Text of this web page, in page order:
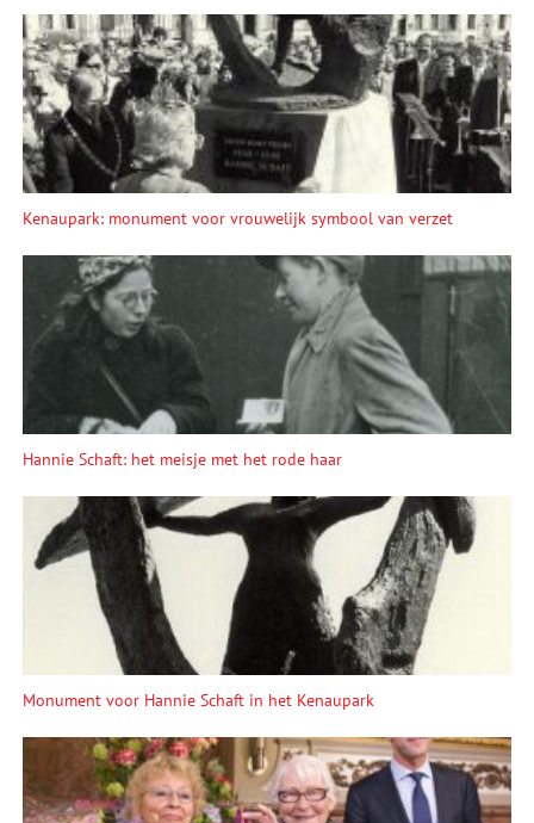
Kenaupark: monument voor vrouwelijk symbool van verzet
Hannie Schaft: het meisje met het rode haar
Monument voor Hannie Schaft in het Kenaupark